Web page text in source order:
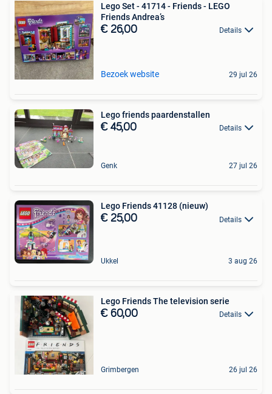
Lego Set - 41714 - Friends - LEGO
Friends Andrea’s
€ 26,00 Details
Bezoek website 29 jul 26
Lego friends paardenstallen
€ 45,00 Details
Genk 27 jul 26
Lego Friends 41128 (nieuw)
€ 25,00 Details
Ukkel 3 aug 26
Lego Friends The television serie
€ 60,00 Details
Grimbergen 26 jul 26